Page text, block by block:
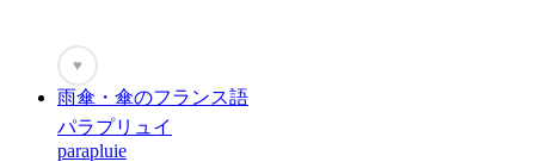
♥
雨傘・傘のフランス語
パラプリュイ
parapluie